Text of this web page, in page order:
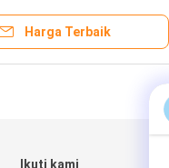
Harga Terbaik
Ikuti kami